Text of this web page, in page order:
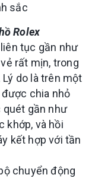
sắc
Rolex
tục gần như
rất mịn, trong
do là trên một
được chia nhỏ
quét gần như
khớp, và hồi
kết hợp với tần
chuyển động